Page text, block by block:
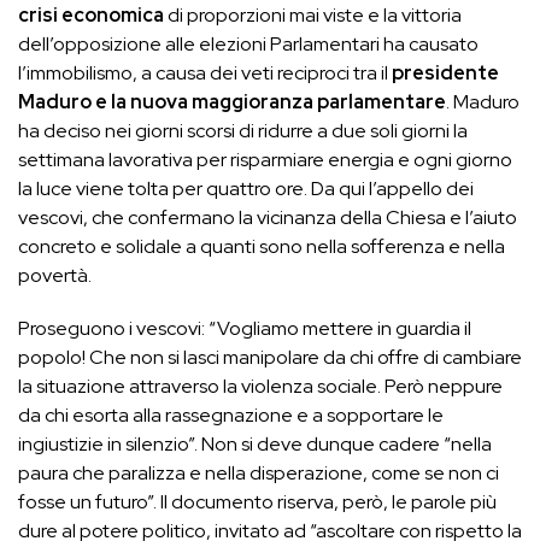
crisi economicadi proporzioni mai viste e la vittoria
dell’opposizione alle elezioni Parlamentari ha causato
l’immobilismo, a causa dei veti reciproci tra il presidente
Maduro e la nuova maggioranza parlamentare. Maduro
ha deciso nei giorni scorsi di ridurre a due soli giorni la
settimana lavorativa per risparmiare energia e ogni giorno
la luce viene tolta per quattro ore. Da qui l’appello dei
vescovi, che confermano la vicinanza della Chiesa e l’aiuto
concreto e solidale a quanti sono nella sofferenza e nella
povertà.
Proseguono i vescovi: “Vogliamo mettere in guardia il
popolo! Che non si lasci manipolare da chi offre di cambiare
la situazione attraverso la violenza sociale. Però neppure
da chi esorta alla rassegnazione e a sopportare le
ingiustizie in silenzio”. Non si deve dunque cadere “nella
paura che paralizza e nella disperazione, come se non ci
fosse un futuro”. Il documento riserva, però, le parole più
dure al potere politico, invitato ad “ascoltare con rispetto la